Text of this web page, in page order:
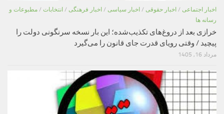
اخبار اجتماعی / اخبار حقوقی / اخبار سیاسی / اخبار فرهنگی / انتخابات / مطبوعات و
رسانه ها
خرازی بعد از دروغ‌های تکذیب‌شده؛ این بار نسخه سرنگونی دولت را
پیچید / وقتی رویای قدرت جای قانون را می‌گیرد
مرداد 16, 1405